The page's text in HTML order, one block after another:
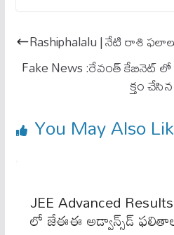
ok A
pp
Rashiphalalu | నేటి రాశి
Fake News :రేవంత్ కేబినెట్
క్తం
You May Also
JEE Advanced
లో జేఈఈ అడ్వాన్స్‌డ్‌